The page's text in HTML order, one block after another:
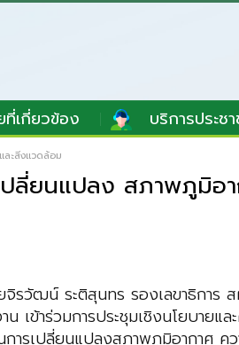
เกี่ยวข้อง บริการประช
ละสิ่งแวดล้อม
ปลี่ยนแปลง สภาพภูมิ
จิรวัฒน์ ระติสุนทร รองเลขาธิกา
าร่วมการประชุมเชิงนโยบายแ
เปลี่ยนแปลงสภาพภูมิอากาศ ค